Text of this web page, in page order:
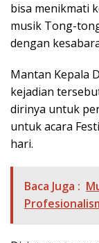
bisa menikmati
musik Tong-
dengan
Mantan Kepala
kejadian
dirinya untuk
untuk acara
hari.
Baca Juga :